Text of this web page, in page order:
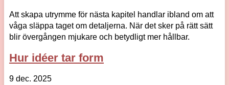
Att skapa utrymme för nästa kapitel handlar ibland om att
våga släppa taget om detaljerna. När det sker på rätt sätt
blir övergången mjukare och betydligt mer hållbar.
Hur idéer tar form
9 dec. 2025